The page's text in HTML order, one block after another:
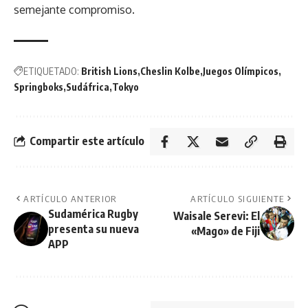
semejante compromiso.
ETIQUETADO: British Lions Cheslin Kolbe Juegos Olímpicos
Springboks Sudáfrica Tokyo
Compartir este artículo
ARTÍCULO ANTERIOR
Sudamérica Rugby
presenta su nueva
APP
ARTÍCULO SIGUIENTE
Waisale Serevi: El
«Mago» de Fiji